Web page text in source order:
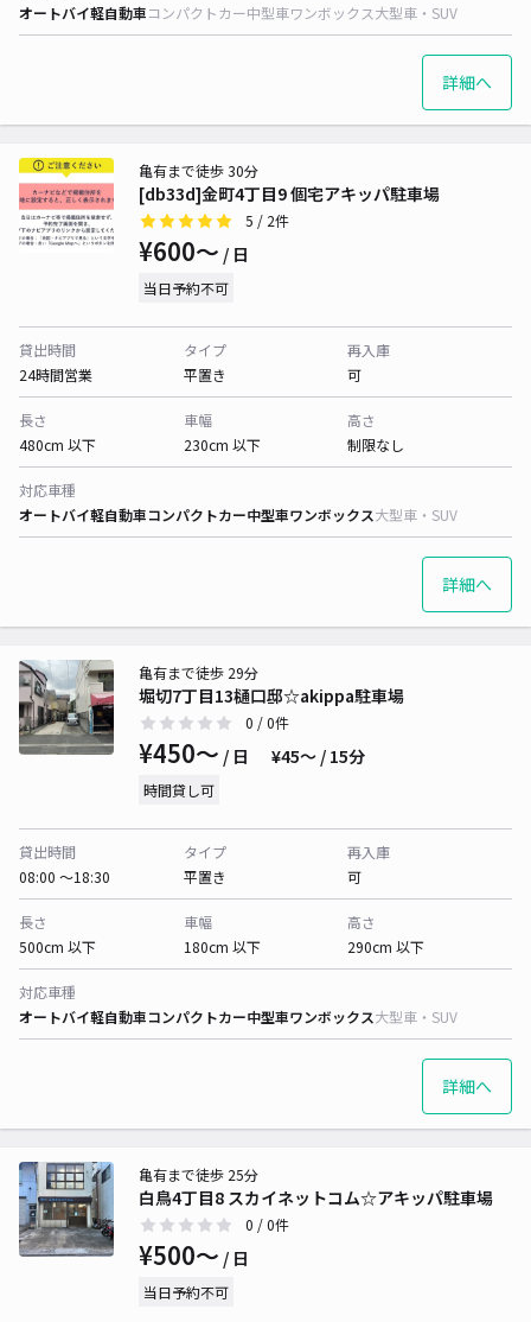
オートバイ軽自動車コンパクトカー中型車ワンボックス大型車・SUV
詳細へ
[db33d]金町4丁目9 個宅アキッパ駐車場
亀有まで徒歩 30分
5 / 2件
¥600〜 / 日
当日予約不可
貸出時間
24時間営業
タイプ
平置き
再入庫
可
長さ
480cm 以下
車幅
230cm 以下
高さ
制限なし
対応車種
オートバイ軽自動車コンパクトカー中型車ワンボックス大型車・SUV
詳細へ
堀切7丁目13樋口邸☆akippa駐車場
亀有まで徒歩 29分
0 / 0件
¥450〜 / 日 ¥45〜 / 15分
時間貸し可
貸出時間
08:00 〜18:30
タイプ
平置き
再入庫
可
長さ
500cm 以下
車幅
180cm 以下
高さ
290cm 以下
対応車種
オートバイ軽自動車コンパクトカー中型車ワンボックス大型車・SUV
詳細へ
白鳥4丁目8 スカイネットコム☆アキッパ駐車場
亀有まで徒歩 25分
0 / 0件
¥500〜 / 日
当日予約不可